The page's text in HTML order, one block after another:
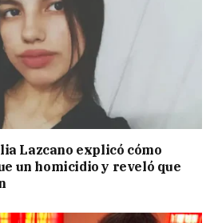
Lazcano explicó cómo
un homicidio y reveló que